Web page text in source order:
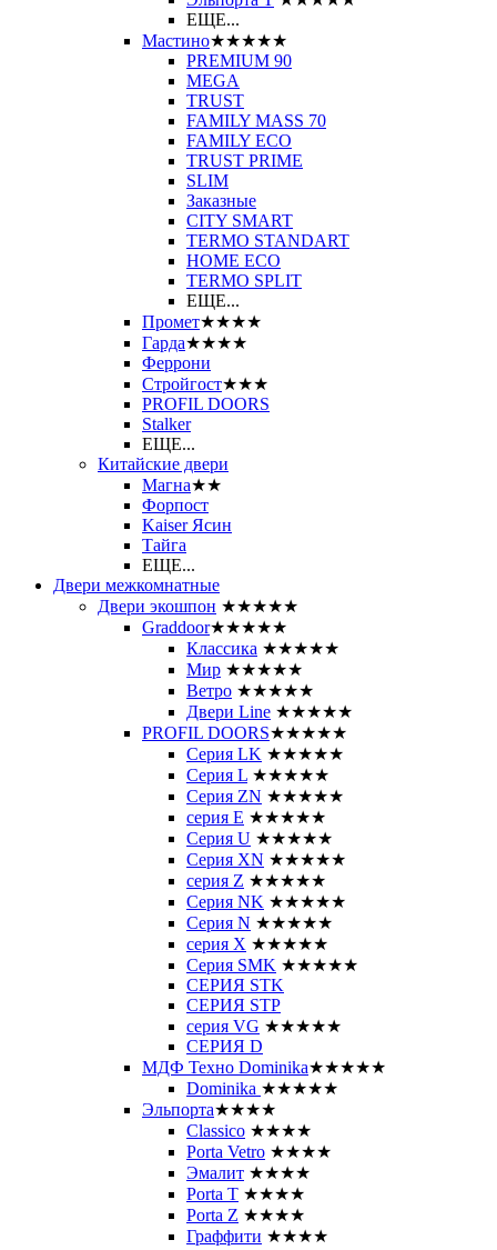
ЕЩЕ...
Мастино★★★★★
PREMIUM 90
MEGA
TRUST
FAMILY MASS 70
FAMILY ECO
TRUST PRIME
SLIM
Заказные
CITY SMART
TERMO STANDART
HOME ECO
ТЕRМО SPLIT
ЕЩЕ...
Промет★★★★
Гарда★★★★
Феррони
Стройгост★★★
PROFIL DOORS
Stalker
ЕЩЕ...
Китайские двери
Магна★★
Форпост
Kaiser Ясин
Тайга
ЕЩЕ...
Двери межкомнатные
Двери экошпон ★★★★★
Graddoor★★★★★
Классика ★★★★★
Мир ★★★★★
Ветро ★★★★★
Двери Line ★★★★★
PROFIL DOORS★★★★★
Серия LK ★★★★★
Серия L ★★★★★
Серия ZN ★★★★★
серия E ★★★★★
Серия U ★★★★★
Серия XN ★★★★★
серия Z ★★★★★
Серия NK ★★★★★
Серия N ★★★★★
серия X ★★★★★
Серия SMK ★★★★★
СЕРИЯ STK
СЕРИЯ STP
серия VG ★★★★★
СЕРИЯ D
МДФ Техно Dominika★★★★★
Dominika ★★★★★
Эльпорта★★★★
Classico ★★★★
Porta Vetro ★★★★
Эмалит ★★★★
Porta T ★★★★
Porta Z ★★★★
Граффити ★★★★